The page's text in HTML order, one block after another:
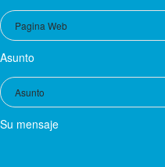
Asunto
Su mensaje